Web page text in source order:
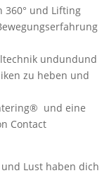
360° und Lifting
undundund
zu heben und
und eine
Contact
Lust haben dich